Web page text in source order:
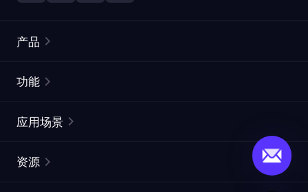
产品
静态住宅代理
功能
ISP代理
应用场景
资源